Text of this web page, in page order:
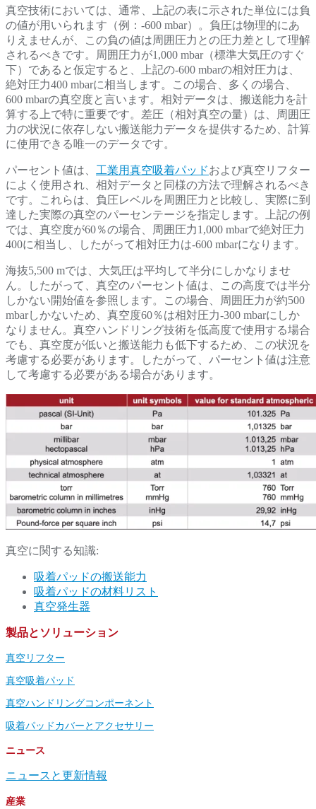
真空技術においては、通常、上記の表に示された単位には負
の値が用いられます（例：-600 mbar）。負圧は物理的にあ
りえませんが、この負の値は周囲圧力との圧力差として理解
されるべきです。周囲圧力が1,000 mbar（標準大気圧のすぐ
下）であると仮定すると、上記の-600 mbarの相対圧力は、
絶対圧力400 mbarに相当します。この場合、多くの場合、
600 mbarの真空度と言います。相対データは、搬送能力を計
算する上で特に重要です。差圧（相対真空の量）は、周囲圧
力の状況に依存しない搬送能力データを提供するため、計算
に使用できる唯一のデータです。
パーセント値は、 工業用真空吸着パッドおよび真空リフター
によく使用され、相対データと同様の方法で理解されるべき
です。これらは、負圧レベルを周囲圧力と比較し、実際に到
達した実際の真空のパーセンテージを指定します。上記の例
では、真空度が60％の場合、周囲圧力1,000 mbarで絶対圧力
400に相当し、したがって相対圧力は-600 mbarになります。
海抜5,500 mでは、大気圧は平均して半分にしかなりませ
ん。したがって、真空のパーセント値は、この高度では半分
しかない開始値を参照します。この場合、周囲圧力が約500
mbarしかないため、真空度60％は相対圧力-300 mbarにしか
なりません。真空ハンドリング技術を低高度で使用する場合
でも、真空度が低いと搬送能力も低下するため、この状況を
考慮する必要があります。したがって、パーセント値は注意
して考慮する必要がある場合があります。
真空に関する知識:
吸着パッドの搬送能力
吸着パッドの材料リスト
真空発生器
製品とソリューション
真空リフター
真空吸着パッド
真空ハンドリングコンポーネント
吸着パッドカバーとアクセサリー
ニュース
ニュースと更新情報
産業